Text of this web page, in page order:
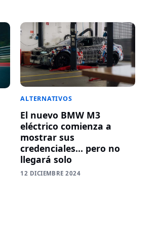
ALTERNATIVOS
El nuevo BMW M3
eléctrico comienza a
mostrar sus
credenciales… pero no
llegará solo
12 DICIEMBRE 2024